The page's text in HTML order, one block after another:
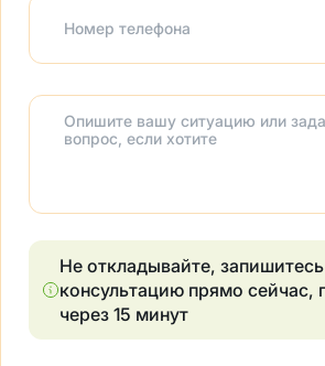
Номер телефона
Опишите вашу ситуацию или
вопрос, если хотите
Не откладывайте,
консультацию прямо сейчас,
через 15 минут